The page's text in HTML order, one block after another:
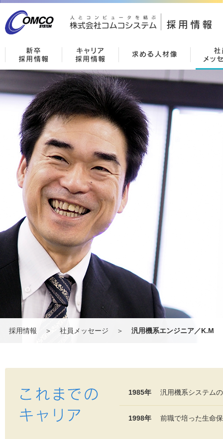
採用情報 ＞ 社員メッセージ ＞ 汎用機系エンジニア／K.M
1985年 汎用機系システム
1998年 前職で培った生命